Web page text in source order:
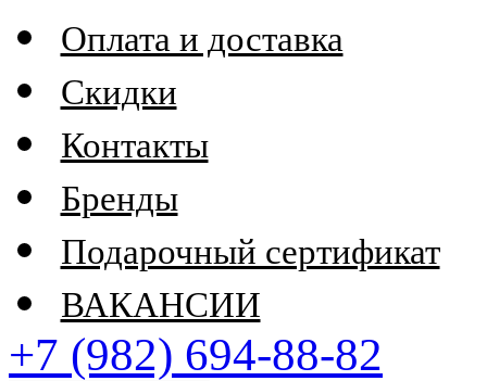
Оплата и доставка
Скидки
Контакты
Бренды
Подарочный сертификат
ВАКАНСИИ
+7 (982) 694-88-82